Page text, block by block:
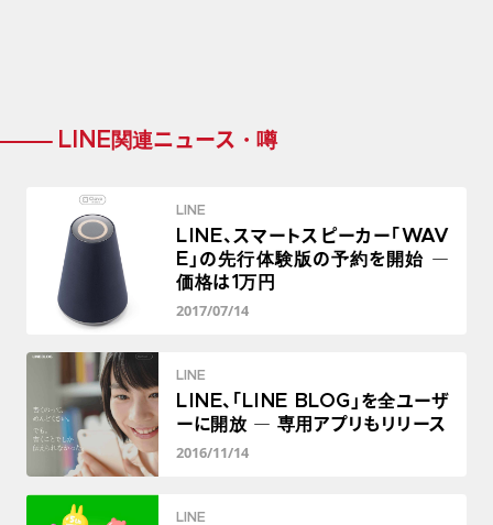
LINE関連ニュース・噂
LINE
LINE、スマートスピーカー「WAV
E」の先行体験版の予約を開始 ―
価格は1万円
2017/07/14
LINE
LINE、「LINE BLOG」を全ユーザ
ーに開放 ― 専用アプリもリリース
2016/11/14
LINE